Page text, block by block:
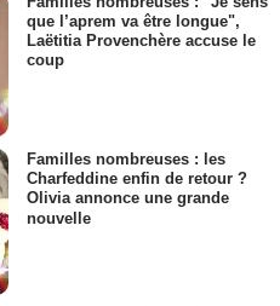
que l’aprem va être longue",
Laëtitia Provenchère accuse le
coup
Familles nombreuses : les
Charfeddine enfin de retour ?
Olivia annonce une grande
nouvelle